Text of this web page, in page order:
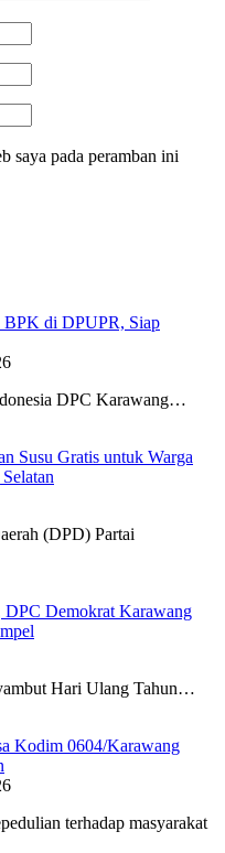
saya pada peramban ini
BPK di DPUPR, Siap
DPC Karawang…
Susu Gratis untuk Warga
(DPD) Partai
DPC Demokrat Karawang
Hari Ulang Tahun…
Kodim 0604/Karawang
terhadap masyarakat